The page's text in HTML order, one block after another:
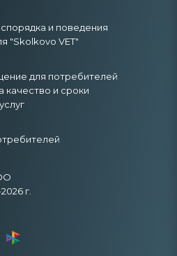
и поведения
"Skolkovo VET"
для потребителей
качество и сроки
г.